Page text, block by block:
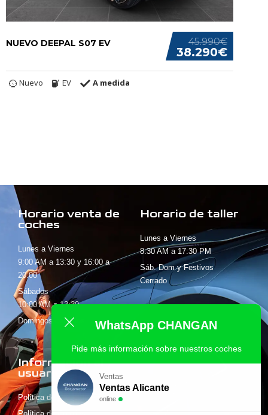
45.990€
38.290€
NUEVO DEEPAL S07 EV
Nuevo EV A medida
Horario venta de
coches
Lunes a Viernes
9:00 AM a 13:30 y 16:00 a
20:00
Sábados
10:00 AM a 13:30
Domingos cerrados.
Horario de taller
Lunes a Viernes
8:30 AM a 17:30 PM
Sáb. Dom y Festivos
Cerrado
Información al
usuario
Política de privacidad
Política de Cookies
WhatsApp CHANGAN
Pide más información sobre nuestros coches
Ventas
Ventas Alicante
online